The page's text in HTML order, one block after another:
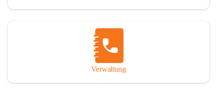
Verwaltung